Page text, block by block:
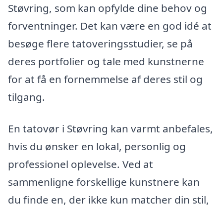
Støvring, som kan opfylde dine behov og
forventninger. Det kan være en god idé at
besøge flere tatoveringsstudier, se på
deres portfolier og tale med kunstnerne
for at få en fornemmelse af deres stil og
tilgang.
En tatovør i Støvring kan varmt anbefales,
hvis du ønsker en lokal, personlig og
professionel oplevelse. Ved at
sammenligne forskellige kunstnere kan
du finde en, der ikke kun matcher din stil,